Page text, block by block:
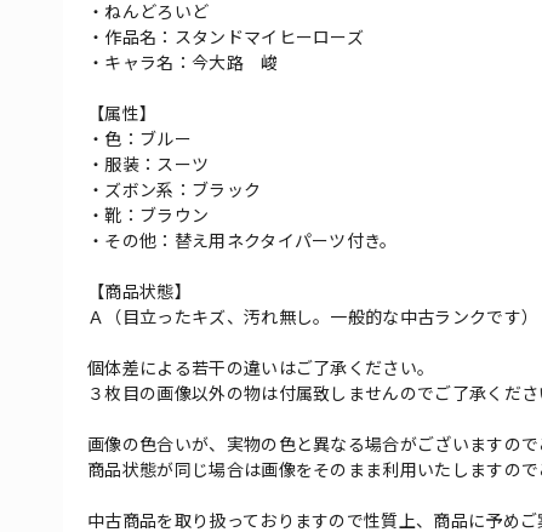
・ねんどろいど
・作品名：スタンドマイヒーローズ
・キャラ名：今大路 峻
【属性】
・色：ブルー
・服装：スーツ
・ズボン系：ブラック
・靴：ブラウン
・その他：替え用ネクタイパーツ付き。
【商品状態】
Ａ（目立ったキズ、汚れ無し。一般的な中古ランクです）
個体差による若干の違いはご了承ください。
３枚目の画像以外の物は付属致しませんのでご了承くださ
画像の色合いが、実物の色と異なる場合がございますので
商品状態が同じ場合は画像をそのまま利用いたしますので
中古商品を取り扱っておりますので性質上、商品に予め